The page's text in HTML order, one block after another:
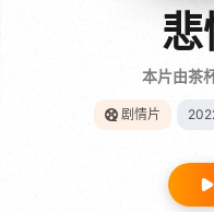
悲
本片由茶
剧情片